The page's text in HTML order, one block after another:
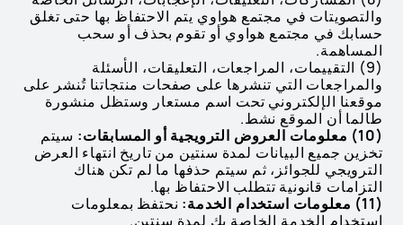
والتصويتات في مجتمع هواوي يتم الاحتفاظ بها حتى تغلق
حسابك في مجتمع هواوي أو تقوم بحذف أو سحب
المساهمة.
(9) التقييمات، المراجعات، التعليقات، الأسئلة
والمراجعات التي تنشرها على صفحات منتجاتنا تُنشر على
موقعنا الإلكتروني تحت اسم مستعار وستظل منشورة
طالما أن الموقع نشط.
(10) معلومات العروض الترويجية أو المسابقات:
سيتم
تخزين جميع البيانات لمدة سنتين من تاريخ انتهاء العرض
الترويجي للجوائز، ثم سيتم حذفها ما لم تكن هناك
التزامات قانونية تتطلب الاحتفاظ بها.
(11) معلومات استخدام الخدمة:
نحتفظ بمعلومات
استخدام الخدمة الخاصة بك لمدة سنتين.